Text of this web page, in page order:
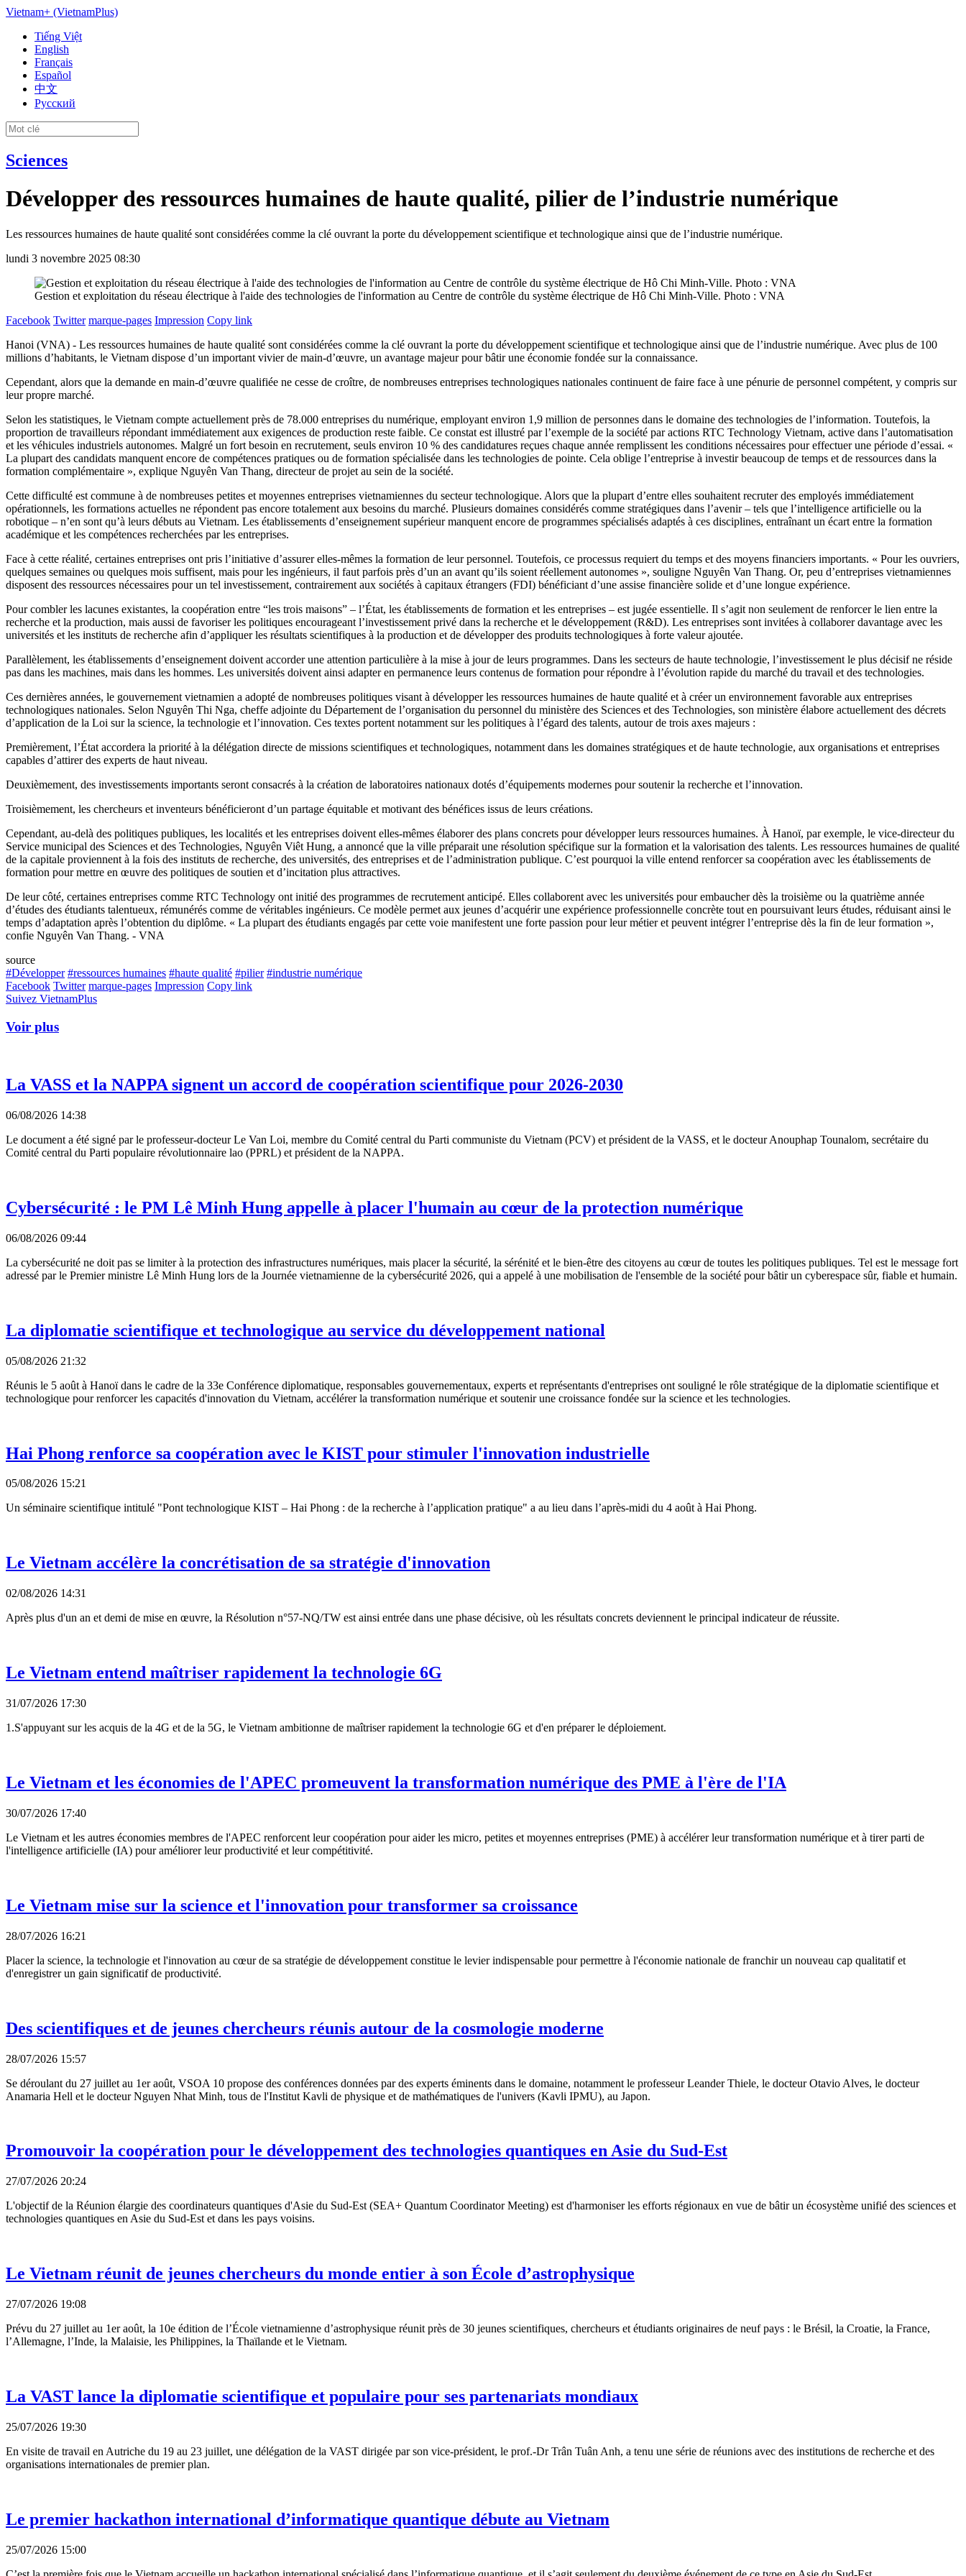
Vietnam+ (VietnamPlus)
Tiếng Việt
English
Français
Español
中文
Русский
Sciences
Développer des ressources humaines de haute qualité, pilier de l’industrie numérique
Les ressources humaines de haute qualité sont considérées comme la clé ouvrant la porte du développement scientifique et technologique ainsi que de l’industrie numérique.
lundi 3 novembre 2025 08:30
Gestion et exploitation du réseau électrique à l'aide des technologies de l'information au Centre de contrôle du système électrique de Hô Chi Minh-Ville. Photo : VNA
Facebook Twitter marque-pages Impression Copy link
Hanoi (VNA) - Les ressources humaines de haute qualité sont considérées comme la clé ouvrant la porte du développement scientifique et technologique ainsi que de l’industrie numérique. Avec plus de 100
millions d’habitants, le Vietnam dispose d’un important vivier de main-d’œuvre, un avantage majeur pour bâtir une économie fondée sur la connaissance.
Cependant, alors que la demande en main-d’œuvre qualifiée ne cesse de croître, de nombreuses entreprises technologiques nationales continuent de faire face à une pénurie de personnel compétent, y compris sur
leur propre marché.
Selon les statistiques, le Vietnam compte actuellement près de 78.000 entreprises du numérique, employant environ 1,9 million de personnes dans le domaine des technologies de l’information. Toutefois, la
proportion de travailleurs répondant immédiatement aux exigences de production reste faible. Ce constat est illustré par l’exemple de la société par actions RTC Technology Vietnam, active dans l’automatisation
et les véhicules industriels autonomes. Malgré un fort besoin en recrutement, seuls environ 10 % des candidatures reçues chaque année remplissent les conditions nécessaires pour effectuer une période d’essai. «
La plupart des candidats manquent encore de compétences pratiques ou de formation spécialisée dans les technologies de pointe. Cela oblige l’entreprise à investir beaucoup de temps et de ressources dans la
formation complémentaire », explique Nguyên Van Thang, directeur de projet au sein de la société.
Cette difficulté est commune à de nombreuses petites et moyennes entreprises vietnamiennes du secteur technologique. Alors que la plupart d’entre elles souhaitent recruter des employés immédiatement
opérationnels, les formations actuelles ne répondent pas encore totalement aux besoins du marché. Plusieurs domaines considérés comme stratégiques dans l’avenir – tels que l’intelligence artificielle ou la
robotique – n’en sont qu’à leurs débuts au Vietnam. Les établissements d’enseignement supérieur manquent encore de programmes spécialisés adaptés à ces disciplines, entraînant un écart entre la formation
académique et les compétences recherchées par les entreprises.
Face à cette réalité, certaines entreprises ont pris l’initiative d’assurer elles-mêmes la formation de leur personnel. Toutefois, ce processus requiert du temps et des moyens financiers importants. « Pour les ouvriers,
quelques semaines ou quelques mois suffisent, mais pour les ingénieurs, il faut parfois près d’un an avant qu’ils soient réellement autonomes », souligne Nguyên Van Thang. Or, peu d’entreprises vietnamiennes
disposent des ressources nécessaires pour un tel investissement, contrairement aux sociétés à capitaux étrangers (FDI) bénéficiant d’une assise financière solide et d’une longue expérience.
Pour combler les lacunes existantes, la coopération entre “les trois maisons” – l’État, les établissements de formation et les entreprises – est jugée essentielle. Il s’agit non seulement de renforcer le lien entre la
recherche et la production, mais aussi de favoriser les politiques encourageant l’investissement privé dans la recherche et le développement (R&D). Les entreprises sont invitées à collaborer davantage avec les
universités et les instituts de recherche afin d’appliquer les résultats scientifiques à la production et de développer des produits technologiques à forte valeur ajoutée.
Parallèlement, les établissements d’enseignement doivent accorder une attention particulière à la mise à jour de leurs programmes. Dans les secteurs de haute technologie, l’investissement le plus décisif ne réside
pas dans les machines, mais dans les hommes. Les universités doivent ainsi adapter en permanence leurs contenus de formation pour répondre à l’évolution rapide du marché du travail et des technologies.
Ces dernières années, le gouvernement vietnamien a adopté de nombreuses politiques visant à développer les ressources humaines de haute qualité et à créer un environnement favorable aux entreprises
technologiques nationales. Selon Nguyên Thi Nga, cheffe adjointe du Département de l’organisation du personnel du ministère des Sciences et des Technologies, son ministère élabore actuellement des décrets
d’application de la Loi sur la science, la technologie et l’innovation. Ces textes portent notamment sur les politiques à l’égard des talents, autour de trois axes majeurs :
Premièrement, l’État accordera la priorité à la délégation directe de missions scientifiques et technologiques, notamment dans les domaines stratégiques et de haute technologie, aux organisations et entreprises
capables d’attirer des experts de haut niveau.
Deuxièmement, des investissements importants seront consacrés à la création de laboratoires nationaux dotés d’équipements modernes pour soutenir la recherche et l’innovation.
Troisièmement, les chercheurs et inventeurs bénéficieront d’un partage équitable et motivant des bénéfices issus de leurs créations.
Cependant, au-delà des politiques publiques, les localités et les entreprises doivent elles-mêmes élaborer des plans concrets pour développer leurs ressources humaines. À Hanoï, par exemple, le vice-directeur du
Service municipal des Sciences et des Technologies, Nguyên Viêt Hung, a annoncé que la ville préparait une résolution spécifique sur la formation et la valorisation des talents. Les ressources humaines de qualité
de la capitale proviennent à la fois des instituts de recherche, des universités, des entreprises et de l’administration publique. C’est pourquoi la ville entend renforcer sa coopération avec les établissements de
formation pour mettre en œuvre des politiques de soutien et d’incitation plus attractives.
De leur côté, certaines entreprises comme RTC Technology ont initié des programmes de recrutement anticipé. Elles collaborent avec les universités pour embaucher dès la troisième ou la quatrième année
d’études des étudiants talentueux, rémunérés comme de véritables ingénieurs. Ce modèle permet aux jeunes d’acquérir une expérience professionnelle concrète tout en poursuivant leurs études, réduisant ainsi le
temps d’adaptation après l’obtention du diplôme. « La plupart des étudiants engagés par cette voie manifestent une forte passion pour leur métier et peuvent intégrer l’entreprise dès la fin de leur formation »,
confie Nguyên Van Thang. - VNA
source
#Développer #ressources humaines #haute qualité #pilier #industrie numérique
Facebook Twitter marque-pages Impression Copy link
Suivez VietnamPlus
Voir plus
La VASS et la NAPPA signent un accord de coopération scientifique pour 2026-2030
06/08/2026 14:38
Le document a été signé par le professeur-docteur Le Van Loi, membre du Comité central du Parti communiste du Vietnam (PCV) et président de la VASS, et le docteur Anouphap Tounalom, secrétaire du
Comité central du Parti populaire révolutionnaire lao (PPRL) et président de la NAPPA.
Cybersécurité : le PM Lê Minh Hung appelle à placer l'humain au cœur de la protection numérique
06/08/2026 09:44
La cybersécurité ne doit pas se limiter à la protection des infrastructures numériques, mais placer la sécurité, la sérénité et le bien-être des citoyens au cœur de toutes les politiques publiques. Tel est le message fort
adressé par le Premier ministre Lê Minh Hung lors de la Journée vietnamienne de la cybersécurité 2026, qui a appelé à une mobilisation de l'ensemble de la société pour bâtir un cyberespace sûr, fiable et humain.
La diplomatie scientifique et technologique au service du développement national
05/08/2026 21:32
Réunis le 5 août à Hanoï dans le cadre de la 33e Conférence diplomatique, responsables gouvernementaux, experts et représentants d'entreprises ont souligné le rôle stratégique de la diplomatie scientifique et
technologique pour renforcer les capacités d'innovation du Vietnam, accélérer la transformation numérique et soutenir une croissance fondée sur la science et les technologies.
Hai Phong renforce sa coopération avec le KIST pour stimuler l'innovation industrielle
05/08/2026 15:21
Un séminaire scientifique intitulé "Pont technologique KIST – Hai Phong : de la recherche à l’application pratique" a au lieu dans l’après-midi du 4 août à Hai Phong.
Le Vietnam accélère la concrétisation de sa stratégie d'innovation
02/08/2026 14:31
Après plus d'un an et demi de mise en œuvre, la Résolution n°57-NQ/TW est ainsi entrée dans une phase décisive, où les résultats concrets deviennent le principal indicateur de réussite.
Le Vietnam entend maîtriser rapidement la technologie 6G
31/07/2026 17:30
1.S'appuyant sur les acquis de la 4G et de la 5G, le Vietnam ambitionne de maîtriser rapidement la technologie 6G et d'en préparer le déploiement.
Le Vietnam et les économies de l'APEC promeuvent la transformation numérique des PME à l'ère de l'IA
30/07/2026 17:40
Le Vietnam et les autres économies membres de l'APEC renforcent leur coopération pour aider les micro, petites et moyennes entreprises (PME) à accélérer leur transformation numérique et à tirer parti de
l'intelligence artificielle (IA) pour améliorer leur productivité et leur compétitivité.
Le Vietnam mise sur la science et l'innovation pour transformer sa croissance
28/07/2026 16:21
Placer la science, la technologie et l'innovation au cœur de sa stratégie de développement constitue le levier indispensable pour permettre à l'économie nationale de franchir un nouveau cap qualitatif et
d'enregistrer un gain significatif de productivité.
Des scientifiques et de jeunes chercheurs réunis autour de la cosmologie moderne
28/07/2026 15:57
Se déroulant du 27 juillet au 1er août, VSOA 10 propose des conférences données par des experts éminents dans le domaine, notamment le professeur Leander Thiele, le docteur Otavio Alves, le docteur
Anamaria Hell et le docteur Nguyen Nhat Minh, tous de l'Institut Kavli de physique et de mathématiques de l'univers (Kavli IPMU), au Japon.
Promouvoir la coopération pour le développement des technologies quantiques en Asie du Sud-Est
27/07/2026 20:24
L'objectif de la Réunion élargie des coordinateurs quantiques d'Asie du Sud-Est (SEA+ Quantum Coordinator Meeting) est d'harmoniser les efforts régionaux en vue de bâtir un écosystème unifié des sciences et
technologies quantiques en Asie du Sud-Est et dans les pays voisins.
Le Vietnam réunit de jeunes chercheurs du monde entier à son École d’astrophysique
27/07/2026 19:08
Prévu du 27 juillet au 1er août, la 10e édition de l’École vietnamienne d’astrophysique réunit près de 30 jeunes scientifiques, chercheurs et étudiants originaires de neuf pays : le Brésil, la Croatie, la France,
l’Allemagne, l’Inde, la Malaisie, les Philippines, la Thaïlande et le Vietnam.
La VAST lance la diplomatie scientifique et populaire pour ses partenariats mondiaux
25/07/2026 19:30
En visite de travail en Autriche du 19 au 23 juillet, une délégation de la VAST dirigée par son vice-président, le prof.-Dr Trân Tuân Anh, a tenu une série de réunions avec des institutions de recherche et des
organisations internationales de premier plan.
Le premier hackathon international d’informatique quantique débute au Vietnam
25/07/2026 15:00